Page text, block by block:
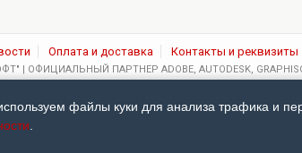
файлы куки для анализа трафика и
Оплата и доставка Контакты и реквизиты
| ОФИЦИАЛЬНЫЙ ПАРТНЕР ADOBE, AUTODESK,
https://snabsoft.ru/
носит ознакомительный характер и ни
счетах, договорах и т.п.), предоставляемых